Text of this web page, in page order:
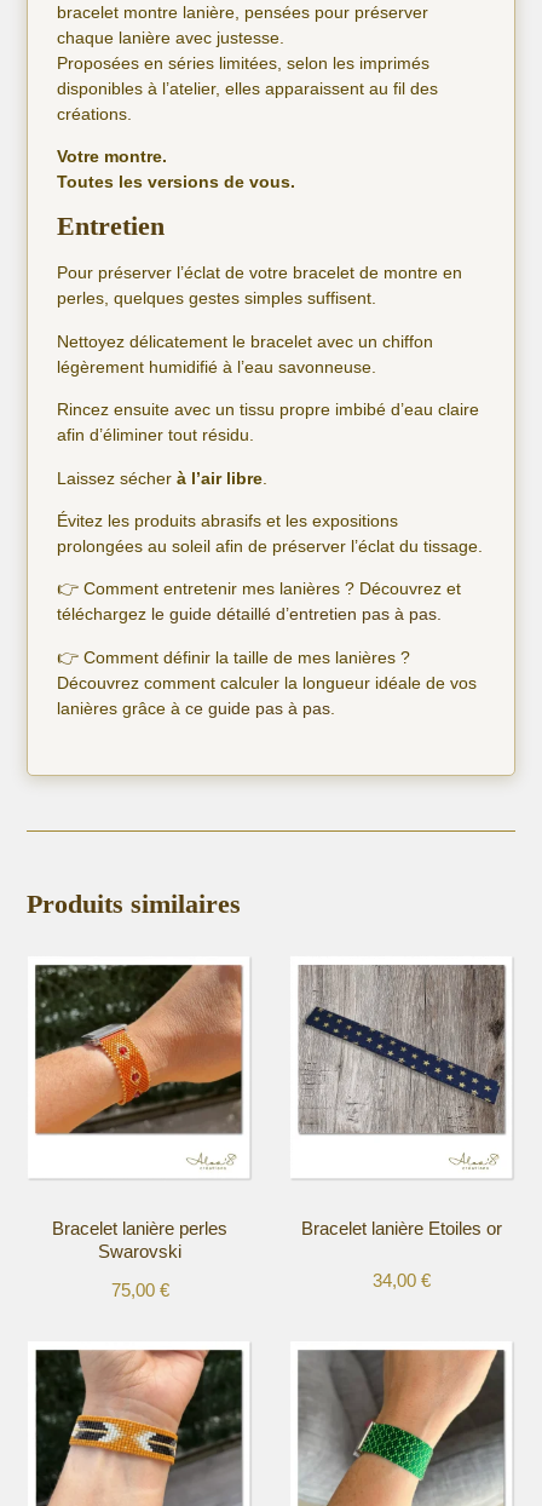
bracelet montre lanière, pensées pour préserver
chaque lanière avec justesse.
Proposées en séries limitées, selon les imprimés
disponibles à l’atelier, elles apparaissent au fil des
créations.
Votre montre.
Toutes les versions de vous.
Entretien
Pour préserver l’éclat de votre bracelet de montre en
perles, quelques gestes simples suffisent.
Nettoyez délicatement le bracelet avec un chiffon
légèrement humidifié à l’eau savonneuse.
Rincez ensuite avec un tissu propre imbibé d’eau claire
afin d’éliminer tout résidu.
Laissez sécherà l’air libre
Évitez les produits abrasifs et les expositions
prolongées au soleil afin de préserver l’éclat du tissage.
👉 Comment entretenir mes lanières ? Découvrez et
téléchargez le guide détaillé d’entretien pas à pas.
👉 Comment définir la taille de mes lanières ?
Découvrez comment calculer la longueur idéale de vos
lanières grâce àce guide pas à pas
Produits similaires
Bracelet lanière perles
Swarovski
75,00 €
plusieurs
variations.
options
peuvent
Bracelet lanière Etoiles or
34,00€
plusieurs
variations.
options
peuvent